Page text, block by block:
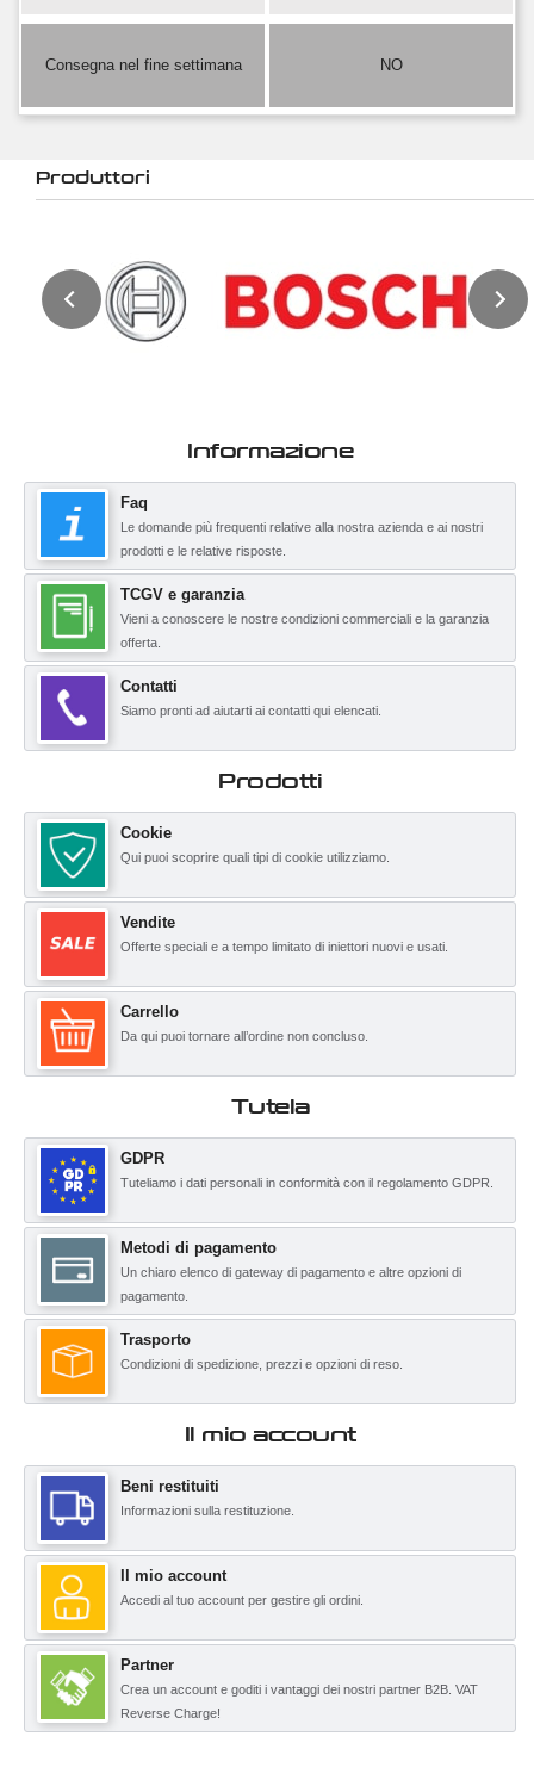
Consegna nel fine settimana NO
Produttori
Informazione
Faq
Le domande più frequenti relative alla nostra azienda e ai nostri
prodotti e le relative risposte.
TCGV e garanzia
Vieni a conoscere le nostre condizioni commerciali e la garanzia
offerta.
Contatti
Siamo pronti ad aiutarti ai contatti qui elencati.
Prodotti
Cookie
Qui puoi scoprire quali tipi di cookie utilizziamo.
Vendite
Offerte speciali e a tempo limitato di iniettori nuovi e usati.
Carrello
Da qui puoi tornare all’ordine non concluso.
Tutela
GDPR
Tuteliamo i dati personali in conformità con il regolamento GDPR.
Metodi di pagamento
Un chiaro elenco di gateway di pagamento e altre opzioni di
pagamento.
Trasporto
Condizioni di spedizione, prezzi e opzioni di reso.
Il mio account
Beni restituiti
Informazioni sulla restituzione.
Il mio account
Accedi al tuo account per gestire gli ordini.
Partner
Crea un account e goditi i vantaggi dei nostri partner B2B. VAT
Reverse Charge!